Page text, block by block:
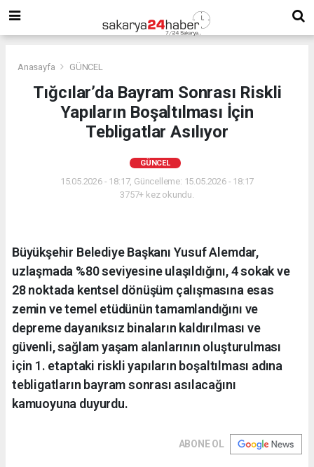
Anasayfa GÜNCEL
Tığcılar’da Bayram Sonrası Riskli
Yapıların Boşaltılması İçin
Tebligatlar Asılıyor
GÜNCEL
15.05.2026 - 18:17, Güncelleme: 15.05.2026 - 18:17
3757+ kez okundu.
Büyükşehir Belediye Başkanı Yusuf Alemdar,
uzlaşmada %80 seviyesine ulaşıldığını, 4 sokak ve
28 noktada kentsel dönüşüm çalışmasına esas
zemin ve temel etüdünün tamamlandığını ve
depreme dayanıksız binaların kaldırılması ve
güvenli, sağlam yaşam alanlarının oluşturulması
için 1. etaptaki riskli yapıların boşaltılması adına
tebligatların bayram sonrası asılacağını
kamuoyuna duyurdu.
ABONE OL